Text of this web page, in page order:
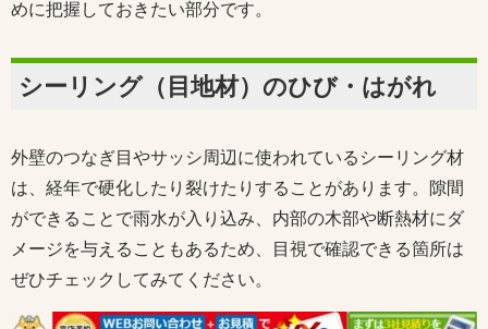
めに把握しておきたい部分です。
シーリング（目地材）のひび・はがれ
外壁のつなぎ目やサッシ周辺に使われているシーリング材
は、経年で硬化したり裂けたりすることがあります。隙間
ができることで雨水が入り込み、内部の木部や断熱材にダ
メージを与えることもあるため、目視で確認できる箇所は
ぜひチェックしてみてください。